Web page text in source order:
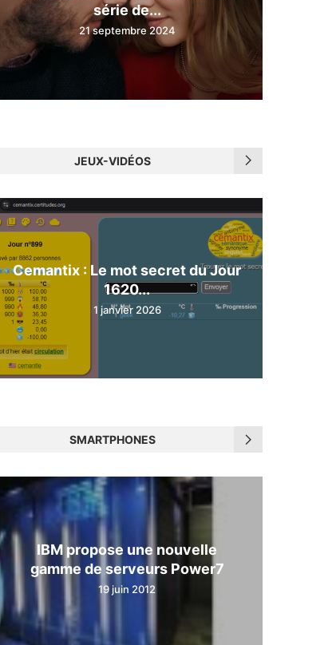
série de...
21 septembre 2024
JEUX-VIDÉOS
Cemantix : Le mot secret du Jour
1620...
1 janvier 2026
SMARTPHONES
IBM propose une nouvelle
gamme de serveurs Power7
19 juin 2012